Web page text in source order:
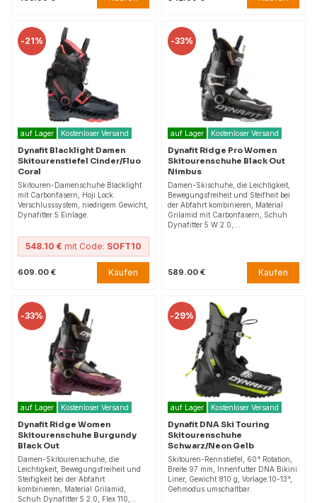
-21%
auf Lager Kostenloser Versand
Dynafit Blacklight Damen
Skitourenstiefel Cinder/Fluo
Coral
Skitouren-Damenschuhe Blacklight
mit Carbonfasern, Hoji Lock
Verschlusssystem, niedrigem Gewicht,
Dynafitter 5 Einlage.
548.10 € mit Code: SOFT10
609.00 € Kaufen
-33%
auf Lager Kostenloser Versand
Dynafit Ridge Pro Women
Skitourenschuhe Black Out
Nimbus
Damen-Skischuhe, die Leichtigkeit,
Bewegungsfreiheit und Steifheit bei
der Abfahrt kombinieren, Material
Grilamid mit Carbonfasern, Schuh
Dynafitter 5 W 2.0,…
589.00 € Kaufen
-33%
auf Lager Kostenloser Versand
Dynafit Ridge Women
Skitourenschuhe Burgundy
Black Out
Damen-Skitourenschuhe, die
Leichtigkeit, Bewegungsfreiheit und
Steifigkeit bei der Abfahrt
kombinieren, Material Grilamid,
Schuh Dynafitter 5 2.0, Flex 110,…
-29%
auf Lager Kostenloser Versand
Dynafit DNA Ski Touring
Skitourenschuhe
Schwarz/Neon Gelb
Skitouren-Rennstiefel, 60° Rotation,
Breite 97 mm, Innenfutter DNA Bikini
Liner, Gewicht 810 g, Vorlage 10-13°,
Gehmodus umschaltbar.